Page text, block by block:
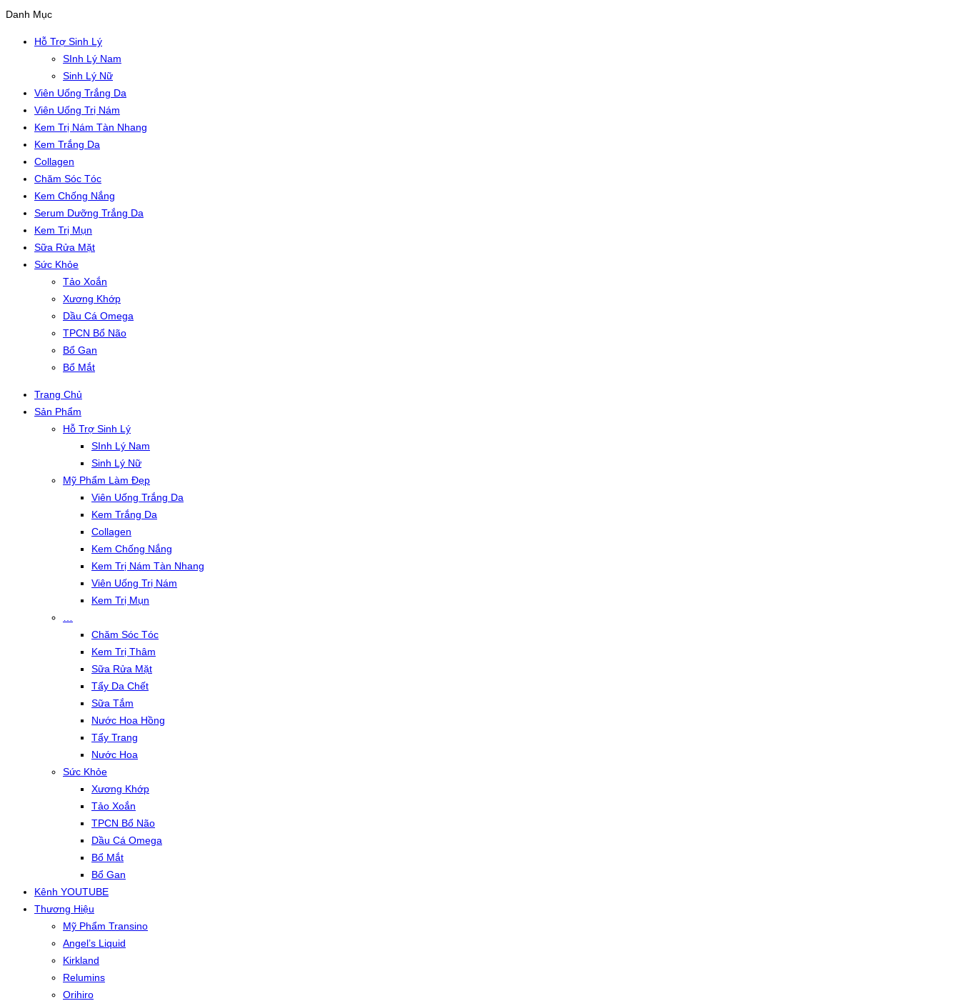
Danh Mục
Hỗ Trợ Sinh Lý
SInh Lý Nam
Sinh Lý Nữ
Viên Uống Trắng Da
Viên Uống Trị Nám
Kem Trị Nám Tàn Nhang
Kem Trắng Da
Collagen
Chăm Sóc Tóc
Kem Chống Nắng
Serum Dưỡng Trắng Da
Kem Trị Mụn
Sữa Rửa Mặt
Sức Khỏe
Tảo Xoắn
Xương Khớp
Dầu Cá Omega
TPCN Bổ Não
Bổ Gan
Bổ Mắt
Trang Chủ
Sản Phẩm
Hỗ Trợ Sinh Lý
SInh Lý Nam
Sinh Lý Nữ
Mỹ Phẩm Làm Đẹp
Viên Uống Trắng Da
Kem Trắng Da
Collagen
Kem Chống Nắng
Kem Trị Nám Tàn Nhang
Viên Uống Trị Nám
Kem Trị Mụn
Chăm Sóc Tóc
Kem Trị Thâm
Sữa Rửa Mặt
Tẩy Da Chết
Sữa Tắm
Nước Hoa Hồng
Tẩy Trang
Nước Hoa
Sức Khỏe
Xương Khớp
Tảo Xoắn
TPCN Bổ Não
Dầu Cá Omega
Bổ Mắt
Bổ Gan
Kênh YOUTUBE
Thương Hiệu
Mỹ Phẩm Transino
Angel’s Liquid
Kirkland
Relumins
Orihiro